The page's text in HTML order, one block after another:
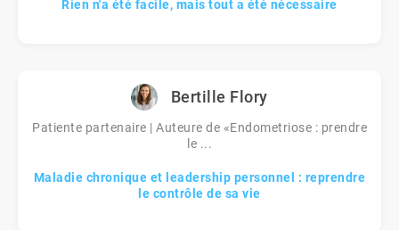
Rien n'a été facile, mais tout a été nécessaire
Bertille Flory
Patiente partenaire | Auteure de «Endometriose : prendre
le ...
Maladie chronique et leadership personnel : reprendre
le contrôle de sa vie